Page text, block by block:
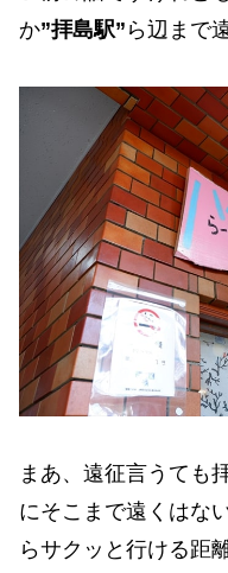
か”拝島駅” ら辺まで
まあ、遠征言うても
にそこまで遠くはな
らサクッと行ける距